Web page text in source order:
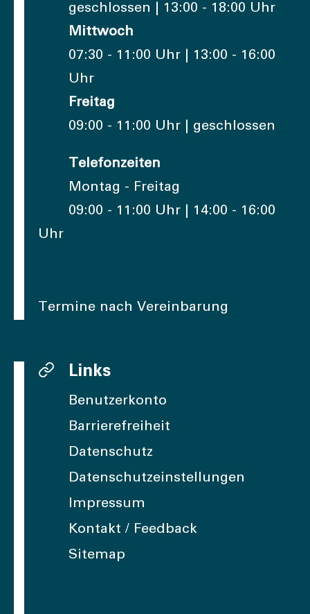
geschlossen | 13:00 - 18:00 Uhr
Mittwoch
07:30 - 11:00 Uhr | 13:00 - 16:00
Uhr
Freitag
09:00 - 11:00 Uhr | geschlossen
Telefonzeiten
Montag - Freitag
09:00 - 11:00 Uhr | 14:00 - 16:00
Uhr
Termine nach Vereinbarung
Links
Benutzerkonto
Barrierefreiheit
Datenschutz
Datenschutzeinstellungen
Impressum
Kontakt / Feedback
Sitemap